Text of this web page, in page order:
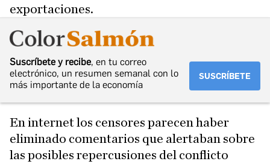
exportaciones.
Suscríbete y recibe, en tu correo
electrónico, un resumen semanal con lo
más importante de la economía
SUSCRÍBETE
En internet los censores parecen haber
eliminado comentarios que alertaban sobre
las posibles repercusiones del conflicto